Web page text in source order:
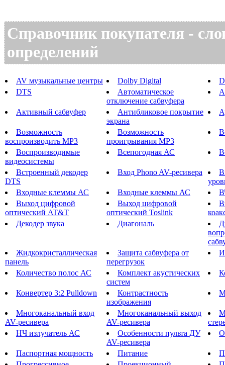
Справочник покупателя -
определений
AV музыкальные центры Dolby Digital
DTS
Автоматическое
отключение сабвуфера
Активный сабвуфер
Антибликовое покрытие
экрана
Возможность
воспроизводить MP3
Возможность
проигрывания MP3
Воспроизводимые
видеосистемы
Всепогодная АС
Встроенный декодер
DTS
Вход Phono AV-ресивера
Входные клеммы АС
Входные клеммы АС
Выход цифровой
оптический AT&T
Выход цифровой
оптический Toslink
Декодер звука
Диагональ
Жидкокристаллическая
панель
Защита сабвуфера от
перегрузок
Количество полос АС
Комплект акустических
систем
Конвертер 3:2 Pulldown
Контрастность
изображения
Многоканальный вход
AV-ресивера
Многоканальный выход
AV-ресивера
НЧ излучатель АС
Особенности пульта ДУ
AV-ресивера
Паспортная мощность Питание